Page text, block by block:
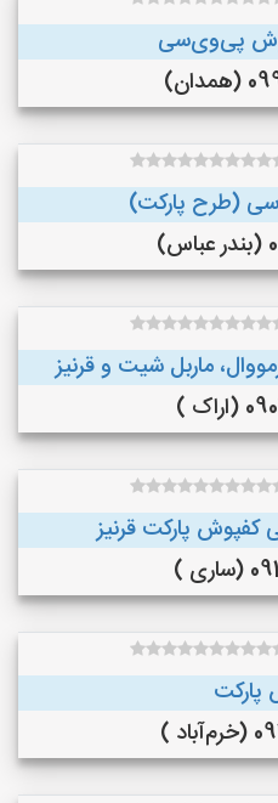
پی‌وی‌سی
(طرح پارکت)
ماربل شیت و قرنیز
)
پارکت قرنیز
)
پارکت
)